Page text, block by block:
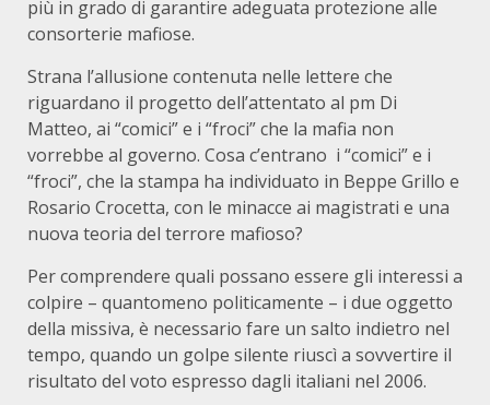
più in grado di garantire adeguata protezione alle
consorterie mafiose.
Strana l’allusione contenuta nelle lettere che
riguardano il progetto dell’attentato al pm Di
Matteo, ai “comici” e i “froci” che la mafia non
vorrebbe al governo. Cosa c’entrano i “comici” e i
“froci”, che la stampa ha individuato in Beppe Grillo e
Rosario Crocetta, con le minacce ai magistrati e una
nuova teoria del terrore mafioso?
Per comprendere quali possano essere gli interessi a
colpire – quantomeno politicamente – i due oggetto
della missiva, è necessario fare un salto indietro nel
tempo, quando un golpe silente riuscì a sovvertire il
risultato del voto espresso dagli italiani nel 2006.